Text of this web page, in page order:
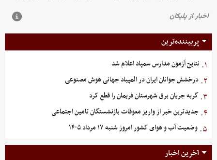
پربیننده‌ترین
۱. نتایج آزمون مدارس سمپاد اعلام شد
۲. درخشش جوانان ایران در المپیاد جهانی هوش مصنوعی
۳. گربه جریان برق شهرستان فریمان را قطع کرد
۴. جدیدترین خبر از واریز معوقات بازنشستگان تامین اجتماعی
۵. وضعیت آب و هوای کشور امروز شنبه ۱۷ مرداد ۱۴۰۵
آخرین اخبار